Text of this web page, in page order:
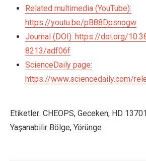
Related multimedia (YouTube):
https://youtu.be/pB88Dpsnogw
Journal (DOI): https://doi.org/
8213/adf06f
ScienceDaily page:
https://www.sciencedaily.com/
Etiketler: CHEOPS, Geceken, HD
Yaşanabilir Bölge, Yörünge